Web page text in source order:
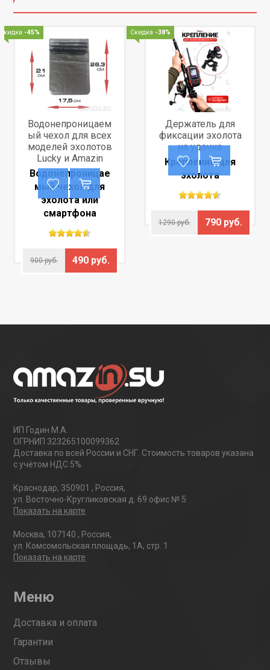
Скидка -45%
Водонепроницаем
ый чехол для всех
моделей эхолотов
Lucky и Amazin
Водонепроницае
мый чехол для
эхолота или
смартфона
900 руб. 490 руб.
Скидка -38%
Держатель для
фиксации эхолота
на удочке
Крепление для
эхолота
1290 руб. 790 руб.
ИП Годин М.А.
ОГРНИП 323265100099362
Доставка по всей России и СНГ. Стоимость товаров указана
с учётом НДС 5%.
Краснодар, 350901 , Россия,
ул. Восточно-Кругликовская д. 69 офис № 5
Показать на карте
Москва, 107140 , Россия,
ул. Комсомольская площадь, 1А, стр. 1
Показать на карте
Меню
Доставка и оплата
Гарантии
Отзывы